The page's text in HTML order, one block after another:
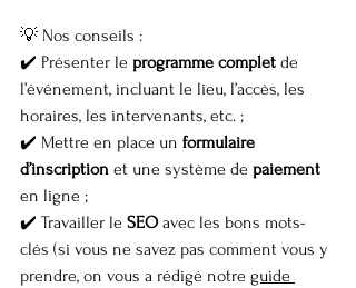
💡 Nos conseils :
✔️ Présenter le programme complet de
l’événement, incluant le lieu, l’accès, les
horaires, les intervenants, etc. ;
✔️ Mettre en place un formulaire
d’inscription et une système de paiement
en ligne ;
✔️ Travailler le SEO avec les bons mots-
clés (si vous ne savez pas comment vous y
prendre, on vous a rédigé notre guide